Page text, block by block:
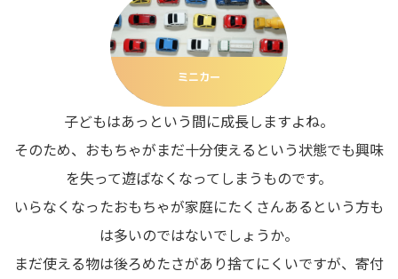
ミニカー
子どもはあっという間に成長しますよね。
そのため、おもちゃがまだ十分使えるという状態でも興味
を失って遊ばなくなってしまうものです。
いらなくなったおもちゃが家庭にたくさんあるという方も
は多いのではないでしょうか。
まだ使える物は後ろめたさがあり捨てにくいですが、寄付